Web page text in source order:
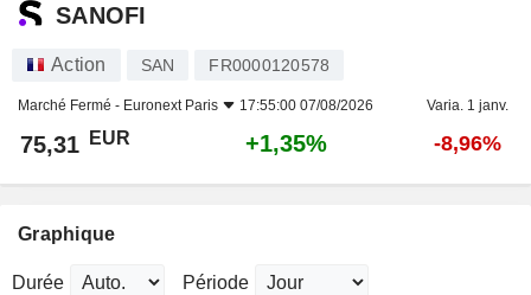
SANOFI
Action SAN FR0000120578
Marché Fermé - Euronext Paris 17:55:00 07/08/2026 Varia. 1 janv.
75,31 EUR +1,35% -8,96%
Graphique
Durée Période